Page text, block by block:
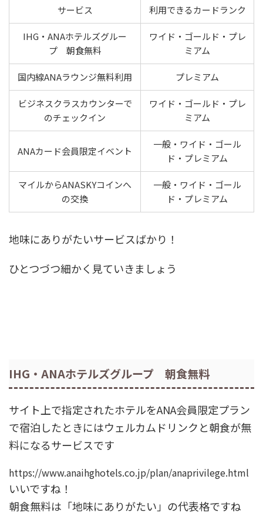
サービス 利用できるカードランク
IHG・ANAホテルズグルー
プ 朝食無料
ワイド・ゴールド・プレ
ミアム
国内線ANAラウンジ無料利用 プレミアム
ビジネスクラスカウンターで
のチェックイン
ワイド・ゴールド・プレ
ミアム
ANAカード会員限定イベント
一般・ワイド・ゴール
ド・プレミアム
マイルからANASKYコインへ
の交換
一般・ワイド・ゴール
ド・プレミアム
地味にありがたいサービスばかり！
ひとつづつ細かく見ていきましょう
IHG・ANAホテルズグループ 朝食無料
サイト上で指定されたホテルをANA会員限定プラン
で宿泊したときにはウェルカムドリンクと朝食が無
料になるサービスです
https://www.anaihghotels.co.jp/plan/anaprivilege.html
いいですね！
朝食無料は「地味にありがたい」の代表格ですね